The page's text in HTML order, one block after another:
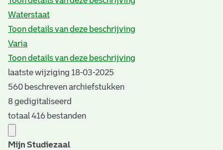
Waterstaat
Toon details van deze beschrijving
Varia
Toon details van deze beschrijving
laatste wijziging 18-03-2025
560 beschreven archiefstukken
8 gedigitaliseerd
totaal 416 bestanden
Mijn Studiezaal